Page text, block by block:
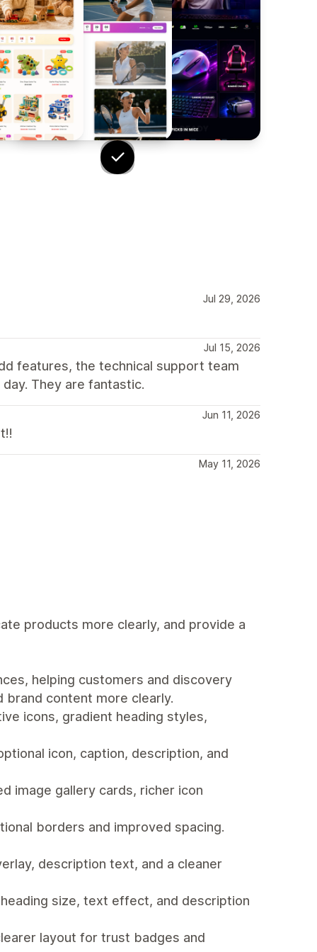
Jul 29, 2026
Jul 15, 2026
features, the technical support team
They are fantastic.
Jun 11, 2026
May 11, 2026
products more clearly, and provide a
helping customers and discovery
content more clearly.
icons, gradient heading styles,
icon, caption, description, and
image gallery cards, richer icon
borders and improved spacing.
description text, and a cleaner
size, text effect, and description
layout for trust badges and